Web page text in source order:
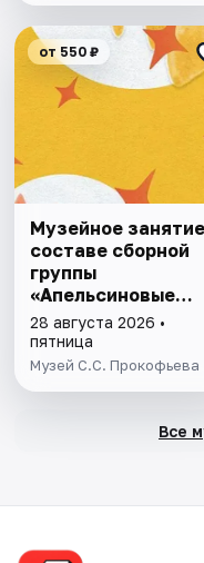
от 550 ₽
Музейное
составе сборной
группы
«Апельсиновые
истории»
28 августа 2026 •
пятница
Музей С.С. Прокофьева
Все